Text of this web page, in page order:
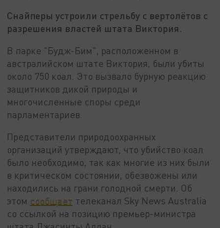
Снайперы устроили стрельбу с вертолётов с
разрешения властей штата Виктория.
В парке "Будж-Бим", расположенном в
австралийском штате Виктория, были убиты
около 750 коал. Это вызвало бурную реакцию
защитников дикой природы и
многочисленные споры среди
парламентариев.
Представители природоохранных
организаций утверждают, что убийство коал
было необходимо, так как многие из них были
в критическом состоянии, обезвожены или
находились на грани голодной смерти. Об
этом сообщает телеканал Sky News Australia
со ссылкой на позицию премьер-министра